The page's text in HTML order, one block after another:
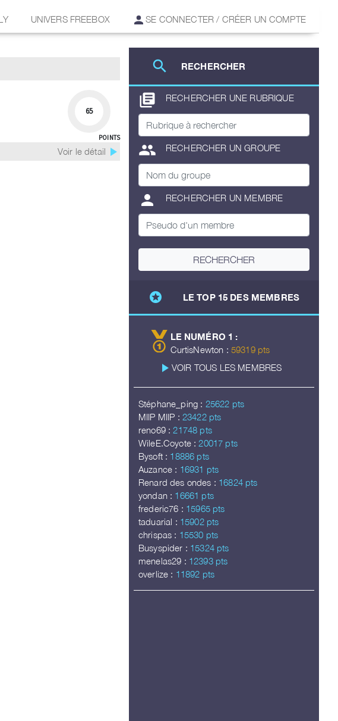
UNIVERS FREEBOX SE CONNECTER / CRÉER UN COMPTE
search RECHERCHER
library_books RECHERCHER UNE RUBRIQUE
group RECHERCHER UN GROUPE
person RECHERCHER UN MEMBRE
RECHERCHER
stars LE TOP 15 DES MEMBRES
LE NUMÉRO 1 :
CurtisNewton : 59319 pts
play_arrow VOIR TOUS LES MEMBRES
Stéphane_ping : 25622 pts
MIIP MIIP : 23422 pts
reno69 : 21748 pts
WileE.Coyote : 20017 pts
Bysoft : 18886 pts
Auzance : 16931 pts
Renard des ondes : 16824 pts
yondan : 16661 pts
frederic76 : 15965 pts
taduarial : 15902 pts
chrispas : 15530 pts
Busyspider : 15324 pts
menelas29 : 12393 pts
overlize : 11892 pts
65
POINTS
Voir le détail play_arrow